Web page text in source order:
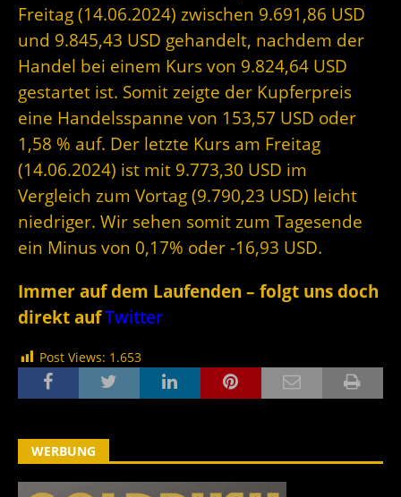
Freitag (14.06.2024) zwischen 9.691,86 USD
und 9.845,43 USD gehandelt, nachdem der
Handel bei einem Kurs von 9.824,64 USD
gestartet ist. Somit zeigte der Kupferpreis
eine Handelsspanne von 153,57 USD oder
1,58 % auf. Der letzte Kurs am Freitag
(14.06.2024) ist mit 9.773,30 USD im
Vergleich zum Vortag (9.790,23 USD) leicht
niedriger. Wir sehen somit zum Tagesende
ein Minus von 0,17% oder -16,93 USD.
Immer auf dem Laufenden – folgt uns doch
direkt aufTwitter
Post Views: 1.653
WERBUNG